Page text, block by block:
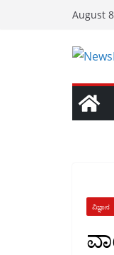
August
ವಿಜ್ಞಾನ